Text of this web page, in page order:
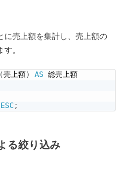
に売上額を集計し、売上額の
。
(売上額) AS
総売上額
;
る絞り込み